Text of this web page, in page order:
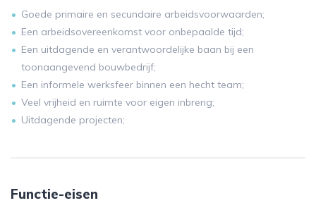
Goede primaire en secundaire arbeidsvoorwaarden;
Een arbeidsovereenkomst voor onbepaalde tijd;
Een uitdagende en verantwoordelijke baan bij een
toonaangevend bouwbedrijf;
Een informele werksfeer binnen een hecht team;
Veel vrijheid en ruimte voor eigen inbreng;
Uitdagende projecten;
Functie-eisen